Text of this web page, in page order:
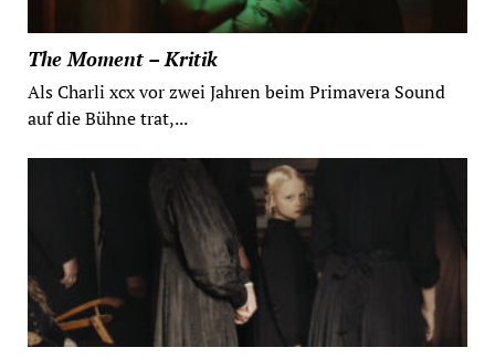
The Moment – Kritik
Als Charli xcx vor zwei Jahren beim Primavera Sound
auf die Bühne trat,...